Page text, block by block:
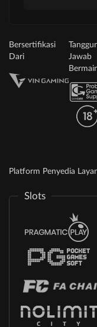
Bersertifikasi
Dari
Jawab
Platform Penyedia
Slots